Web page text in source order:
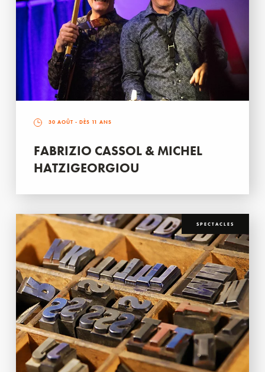
30 AOÛT - DÈS 11 ANS
FABRIZIO CASSOL & MICHEL
HATZIGEORGIOU
SPECTACLES